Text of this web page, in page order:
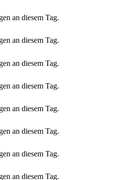
an diesem Tag.
an diesem Tag.
an diesem Tag.
an diesem Tag.
an diesem Tag.
an diesem Tag.
an diesem Tag.
an diesem Tag.